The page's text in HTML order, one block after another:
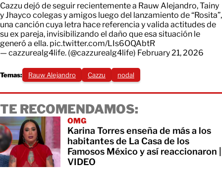
Cazzu dejó de seguir recientemente a Rauw Alejandro, Tainy
y Jhayco colegas y amigos luego del lanzamiento de “Rosita”,
una canción cuya letra hace referencia y valida actitudes de
su ex pareja, invisibilizando el daño que esa situación le
generó a ella. pic.twitter.com/LIs6OQAbtR
— cazzurealg4life. (@cazzurealg4life) February 21, 2026
Temas: Rauw Alejandro Cazzu nodal
TE RECOMENDAMOS:
OMG
Karina Torres enseña de más a los
habitantes de La Casa de los
Famosos México y así reaccionaron |
VIDEO